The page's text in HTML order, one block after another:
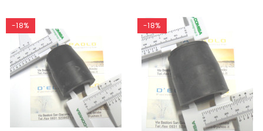
-18% -18%